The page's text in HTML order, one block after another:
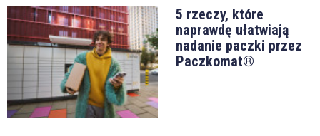
5 rzeczy, które
naprawdę ułatwiają
nadanie paczki przez
Paczkomat®